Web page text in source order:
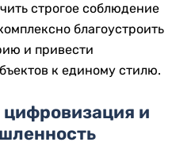
строгое соблюдение
благоустроить
и привести
к единому стилю.
и